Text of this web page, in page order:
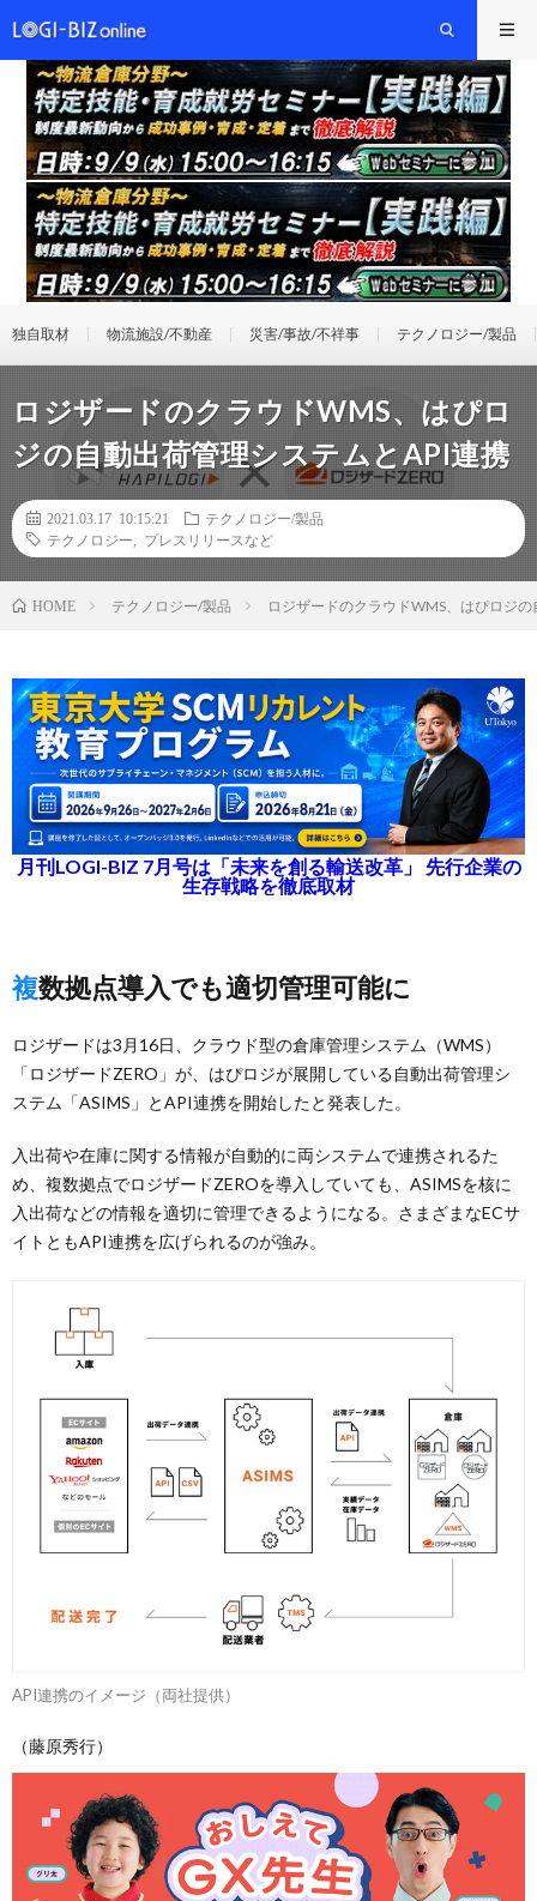
独自取材 物流施設/不動産 災害/事故/不祥事 テクノロジー/製品
ロジザードのクラウドWMS、はぴロ
ジの自動出荷管理システムとAPI連携
2021.03.17 10:15:21
テクノロジー/製品
テクノロジー
プレスリリースなど
HOME テクノロジー/製品 ロジザードのクラウドWMS、はぴロジ
月刊LOGI-BIZ 7月号は「未来を創る輸送改革」 先行企業の
生存戦略を徹底取材
複数拠点導入でも適切管理可能に
ロジザードは3月16日、クラウド型の倉庫管理システム（WMS）
「ロジザードZERO」が、はぴロジが展開している自動出荷管理シ
ステム「ASIMS」とAPI連携を開始したと発表した。
入出荷や在庫に関する情報が自動的に両システムで連携されるた
め、複数拠点でロジザードZEROを導入していても、ASIMSを核に
入出荷などの情報を適切に管理できるようになる。さまざまなECサ
イトともAPI連携を広げられるのが強み。
API連携のイメージ（両社提供）
（藤原秀行）